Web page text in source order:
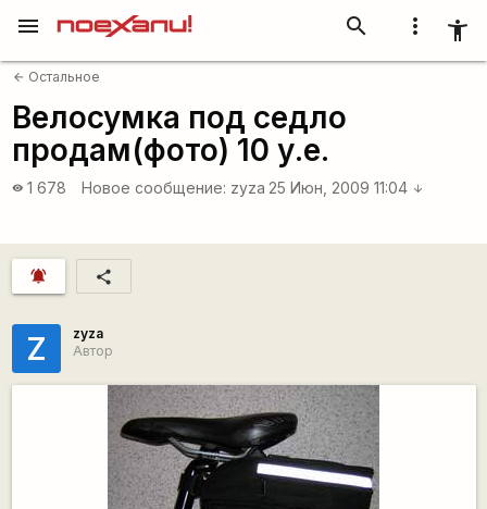
more_vert accessibility_new
search
menu
arrow_back Остальное
Велосумка под седло
продам(фото) 10 у.е.
visibility 1 678 Новое сообщение: zyza 25 Июн, 2009 11:04 arrow_downward
notifications_active share
Z
zyza
Автор